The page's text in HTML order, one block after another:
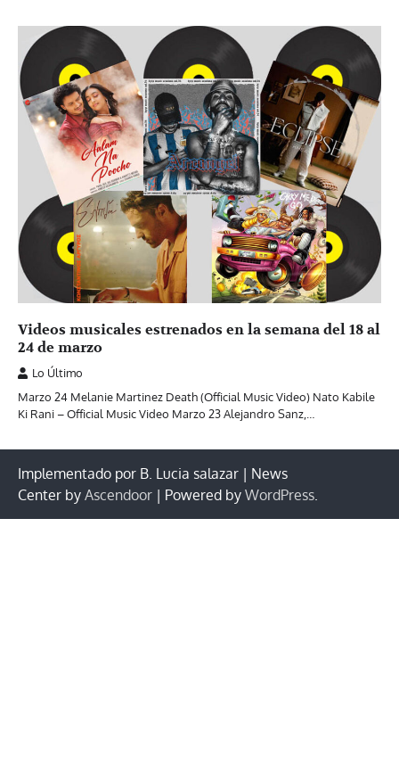
Videos musicales estrenados en la semana del 18 al
24 de marzo
Lo Último
Marzo 24 Melanie Martinez Death (Official Music Video) Nato Kabile
Ki Rani – Official Music Video Marzo 23 Alejandro Sanz,…
Implementado por B. Lucia salazar | News
Center by Ascendoor | Powered by WordPress